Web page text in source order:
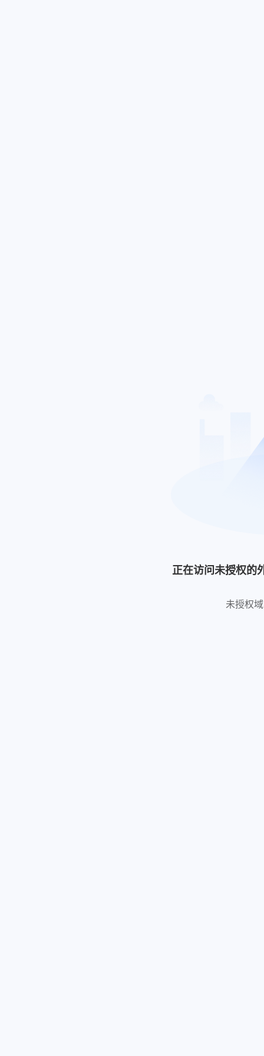
正在访问未授权的
未授权域